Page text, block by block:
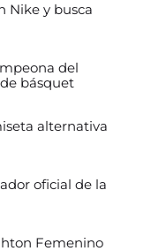
Nike y busca
del
básquet
alternativa
oficial de la
Femenino